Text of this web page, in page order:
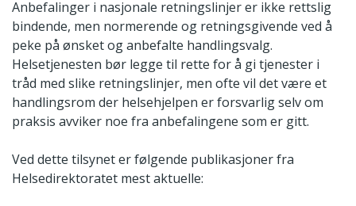
Anbefalinger i nasjonale retningslinjer er ikke rettslig
bindende, men normerende og retningsgivende ved å
peke på ønsket og anbefalte handlingsvalg.
Helsetjenesten bør legge til rette for å gi tjenester i
tråd med slike retningslinjer, men ofte vil det være et
handlingsrom der helsehjelpen er forsvarlig selv om
praksis avviker noe fra anbefalingene som er gitt.
Ved dette tilsynet er følgende publikasjoner fra
Helsedirektoratet mest aktuelle: